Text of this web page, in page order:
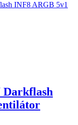
INF8 ARGB 5v1
Darkflash